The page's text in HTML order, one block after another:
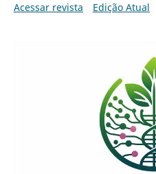
Acessar revista
Edição Atual